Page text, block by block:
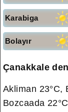
Karabiga
Bolayır
Çanakkale
Akliman 23°C,
Bozcaada